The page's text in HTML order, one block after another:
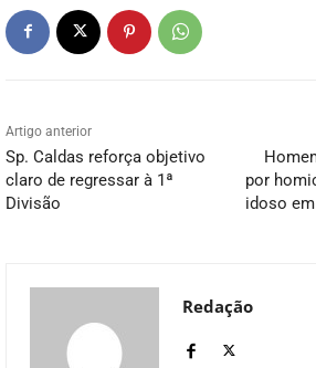
Artigo anterior
Sp. Caldas reforça objetivo
claro de regressar à 1ª
Divisão
por
idoso
Redação